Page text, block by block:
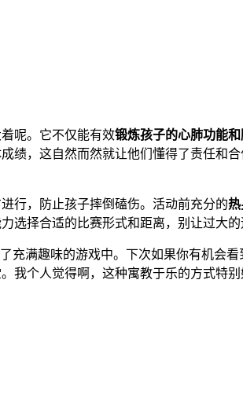
呢。它不仅能有效锻炼孩子的心肺功能
绩，这自然而然就让他们懂得了责任和
行，防止孩子摔倒磕伤。活动前充分的热
选择合适的比赛形式和距离，别让过大的
充满趣味的游戏中。下次如果你有机会看
我个人觉得啊，这种寓教于乐的方式特